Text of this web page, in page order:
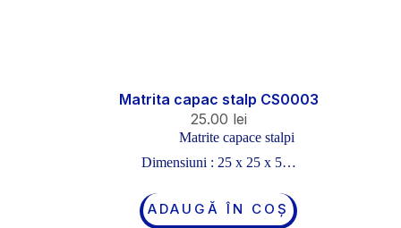
Matrita capac stalp CS0003
25.00 lei
Matrite capace stalpi
Dimensiuni : 25 x 25 x 5…
ADAUGĂ ÎN COȘ